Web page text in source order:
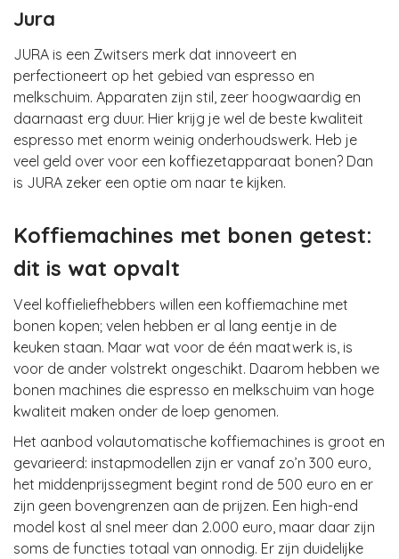
Jura
JURA is een Zwitsers merk dat innoveert en
perfectioneert op het gebied van espresso en
melkschuim. Apparaten zijn stil, zeer hoogwaardig en
daarnaast erg duur. Hier krijg je wel de beste kwaliteit
espresso met enorm weinig onderhoudswerk. Heb je
veel geld over voor een koffiezetapparaat bonen? Dan
is JURA zeker een optie om naar te kijken.
Koffiemachines met bonen getest:
dit is wat opvalt
Veel koffieliefhebbers willen een koffiemachine met
bonen kopen; velen hebben er al lang eentje in de
keuken staan. Maar wat voor de één maatwerk is, is
voor de ander volstrekt ongeschikt. Daarom hebben we
bonen machines die espresso en melkschuim van hoge
kwaliteit maken onder de loep genomen.
Het aanbod volautomatische koffiemachines is groot en
gevarieerd: instapmodellen zijn er vanaf zo’n 300 euro,
het middenprijssegment begint rond de 500 euro en er
zijn geen bovengrenzen aan de prijzen. Een high-end
model kost al snel meer dan 2.000 euro, maar daar zijn
soms de functies totaal van onnodig. Er zijn duidelijke